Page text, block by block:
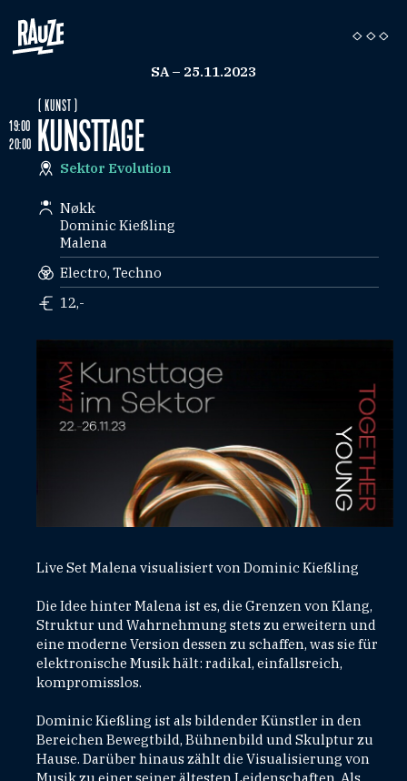
SA – 25.11.2023
19:00
20:00
( KUNST )
KUNSTTAGE
Sektor Evolution
Nøkk
Dominic Kießling
Malena
Electro, Techno
12,-
Live Set Malena visualisiert von Dominic Kießling
Die Idee hinter Malena ist es, die Grenzen von Klang,
Struktur und Wahrnehmung stets zu erweitern und
eine moderne Version dessen zu schaffen, was sie für
elektronische Musik hält: radikal, einfallsreich,
kompromisslos.
Dominic Kießling ist als bildender Künstler in den
Bereichen Bewegtbild, Bühnenbild und Skulptur zu
Hause. Darüber hinaus zählt die Visualisierung von